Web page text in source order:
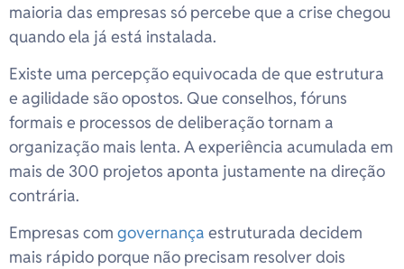
maioria das empresas só percebe que a crise chegou
quando ela já está instalada.
Existe uma percepção equivocada de que estrutura
e agilidade são opostos. Que conselhos, fóruns
formais e processos de deliberação tornam a
organização mais lenta. A experiência acumulada em
mais de 300 projetos aponta justamente na direção
contrária.
Empresas com governança estruturada decidem
mais rápido porque não precisam resolver dois